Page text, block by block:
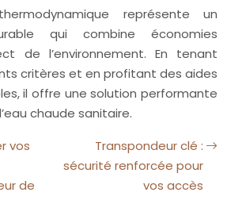
représente un
qui combine économies
de l’environnement. En tenant
critères et en profitant des aides
il offre une solution performante
chaude sanitaire.
vos
de
Transpondeur clé :
sécurité renforcée pour
vos accès